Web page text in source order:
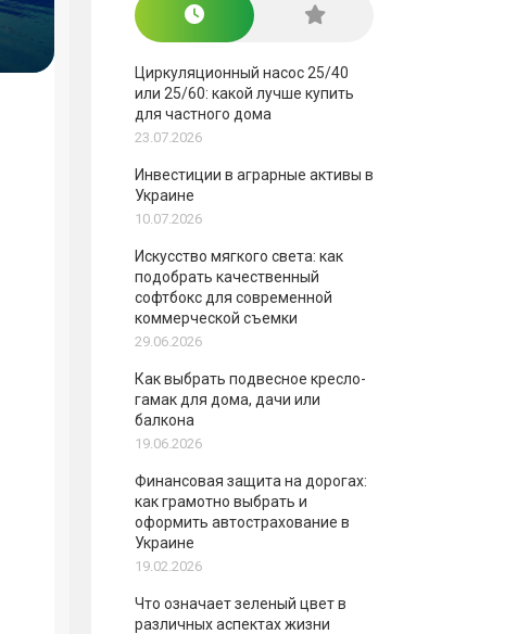
Циркуляционный насос 25/40
или 25/60: какой лучше купить
для частного дома
23.07.2026
Инвестиции в аграрные активы в
Украине
10.07.2026
Искусство мягкого света: как
подобрать качественный
софтбокс для современной
коммерческой съемки
29.06.2026
Как выбрать подвесное кресло-
гамак для дома, дачи или
балкона
19.06.2026
Финансовая защита на дорогах:
как грамотно выбрать и
оформить автострахование в
Украине
19.02.2026
Что означает зеленый цвет в
различных аспектах жизни